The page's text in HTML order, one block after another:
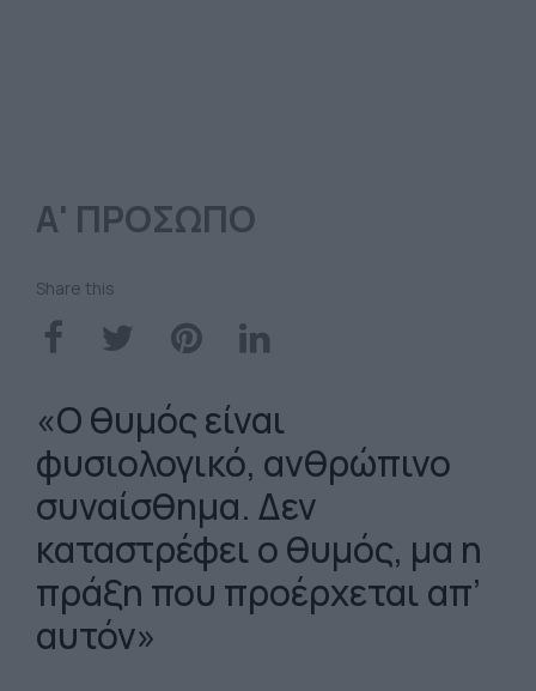
Α' ΠΡΟΣΩΠΟ
Share this
«Ο θυμός είναι
φυσιολογικό, ανθρώπινο
συναίσθημα. Δεν
καταστρέφει ο θυμός, μα η
πράξη που προέρχεται απ’
αυτόν»